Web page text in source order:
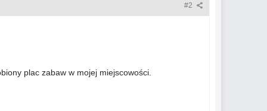
#2
plac zabaw w mojej miejscowości.